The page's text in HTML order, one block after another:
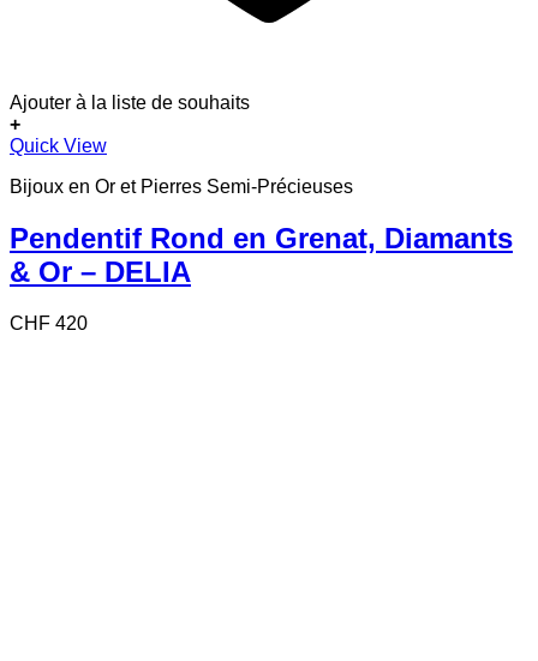
Ajouter à la liste de souhaits
+
Quick View
Bijoux en Or et Pierres Semi-Précieuses
Pendentif Rond en Grenat, Diamants
& Or – DELIA
CHF 420